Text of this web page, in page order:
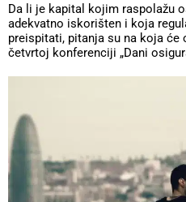
Da li je kapital kojim raspolažu
adekvatno iskorišten i koja
preispitati, pitanja su na koja
četvrtoj konferenciji „Dani